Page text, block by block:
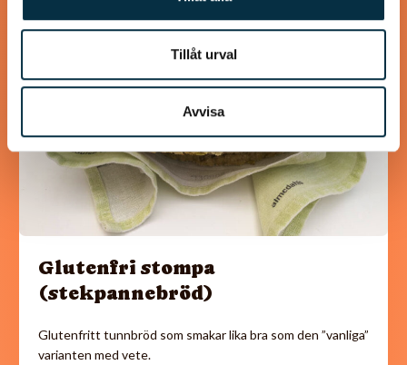
Tillåt urval
Avvisa
@asaeon
Glutenfri stompa
(stekpannebröd)
Glutenfritt tunnbröd som smakar lika bra som den ”vanliga”
varianten med vete.